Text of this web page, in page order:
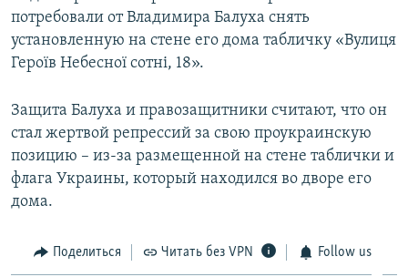
потребовали от Владимира Балуха снять
установленную на стене его дома табличку «Вулиця
Героїв Небесної сотні, 18».
Защита Балуха и правозащитники считают, что он
стал жертвой репрессий за свою проукраинскую
позицию – из-за размещенной на стене таблички и
флага Украины, который находился во дворе его
дома.
Поделиться Читать без VPN Follow us